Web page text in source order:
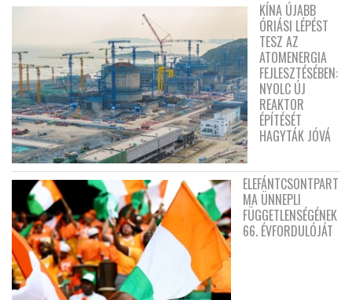
KÍNA ÚJABB
ÓRIÁSI LÉPÉST
TESZ AZ
ATOMENERGIA
FEJLESZTÉSÉBEN:
NYOLC ÚJ
REAKTOR
ÉPÍTÉSÉT
HAGYTÁK JÓVÁ
ELEFÁNTCSONTPART
MA ÜNNEPLI
FÜGGETLENSÉGÉNEK
66. ÉVFORDULÓJÁT